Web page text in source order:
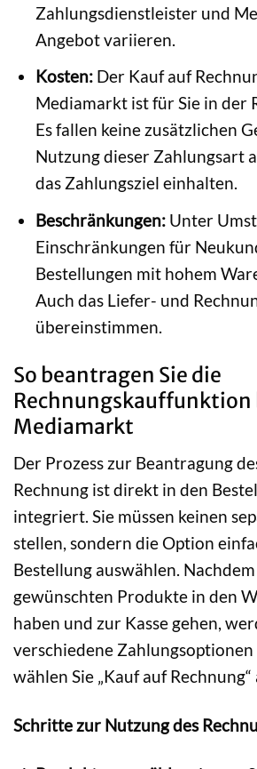
Zahlungsdienstleister und
Angebot variieren.
Kosten:Der Kauf auf
Mediamarkt ist für Sie in der
Es fallen keine zusätzlichen
Nutzung dieser Zahlungsart
das Zahlungsziel einhalten.
Beschränkungen:Unter
Einschränkungen für
Bestellungen mit hohem
Auch das Liefer- und
übereinstimmen.
So beantragen Sie die
Rechnungskauffunktion
Mediamarkt
Der Prozess zur Beantragung
Rechnung ist direkt in den
integriert. Sie müssen keinen
stellen, sondern die Option
Bestellung auswählen.
gewünschten Produkte in den
haben und zur Kasse gehen,
verschiedene
wählen Sie „Kauf auf Rechnung“
Schritte zur Nutzung des